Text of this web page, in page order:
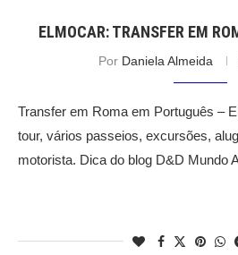
ELMOCAR: TRANSFER EM
Por Daniela Almeida
Transfer em Roma em Português –
tour, vários passeios, excursões,
motorista. Dica do blog D&D Mundo